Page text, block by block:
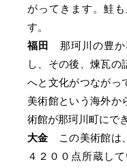
がってきます。鮭
す。
福田
那珂川の豊か
し、その後、煉瓦の
へと文化がつながっ
美術館という海外か
術館が那珂川町にで
大金 この美術館は
４２００点所蔵し